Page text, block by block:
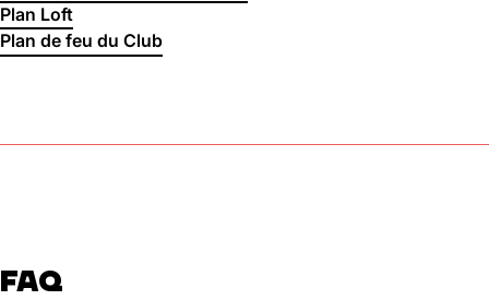
Plan Loft
Plan de feu du Club
FAQ